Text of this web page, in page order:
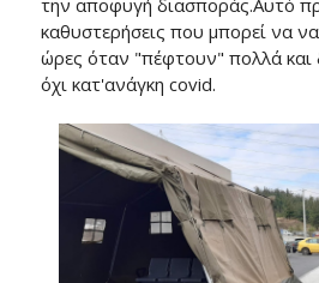
την αποφυγή διασποράς.Αυτό
καθυστερήσεις που μπορεί να
ώρες όταν "πέφτουν" πολλά και
όχι κατ'ανάγκη covid.